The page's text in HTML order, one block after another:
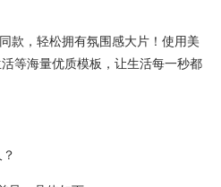
款，轻松拥有氛围感大片！使用美
等海量优质模板，让生活每一秒都